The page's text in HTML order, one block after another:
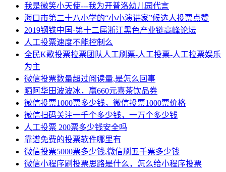
我是微笑小天使---我为开普洛幼儿园代言
海口市第二十八小学的“小小演讲家”候选人投票点赞
2019钢铁中国·第十二届浙江黑色产业链高峰论坛
人工投票速度不能控制么
全民K歌投票拉票团队人工刷票-人工投票-人工拉票娱乐
为主
微信投票数量超过阅读量,是怎么回事
晒阿华田波波冰，赢660元喜茶饮品券
微信投票1000票多少钱，微信投票1000票价格
微信扫码关注一千个多少钱，一万个多少钱
人工投票 200票多少钱安全吗
靠谱免费的投票软件哪里有
微信投票5000票多少钱,微信刷五千票多少钱
微信小程序刷投票思路是什么，怎么给小程序投票